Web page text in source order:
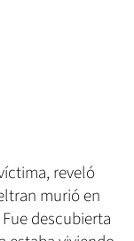
reveló
murió en
descubierta